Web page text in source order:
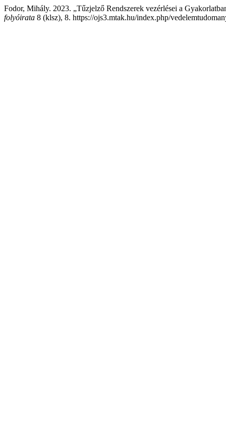
Fodor, Mihály. 2023. „Tűzjelző Rendszerek vezérlései a
folyóirata 8 (klsz), 8. https://ojs3.mtak.hu/index.php/